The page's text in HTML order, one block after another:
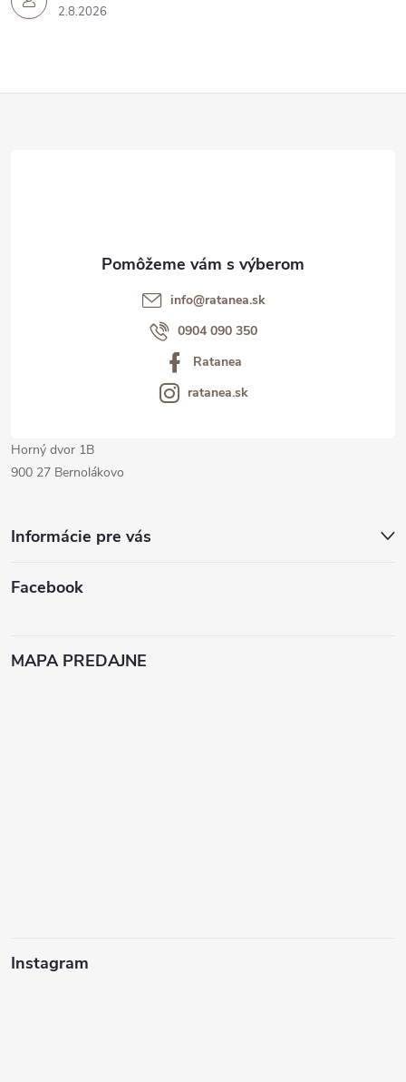
2.8.2026
Informácie pre vás
Facebook
info@ratanea.sk
0904 090 350
Ratanea
ratanea.sk
Horný dvor 1B
900 27 Bernolákovo
MAPA PREDAJNE
Instagram